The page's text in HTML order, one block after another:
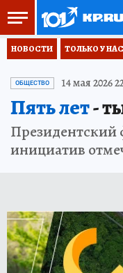
НОВОСТИ ТОЛЬКО У НАС
ОБЩЕСТВО 14 мая 2026
Пять лет-
Президентский
инициатив